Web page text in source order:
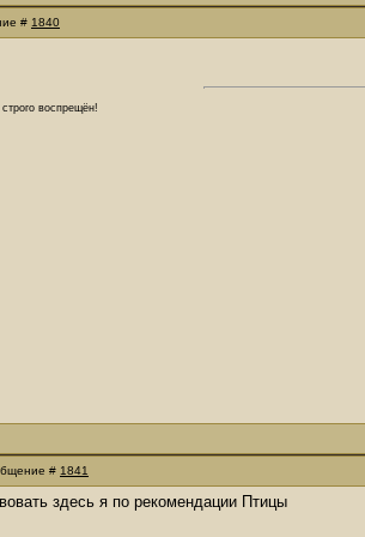
# 1840
воспрещён!
# 1841
здесь я по рекомендации Птицы